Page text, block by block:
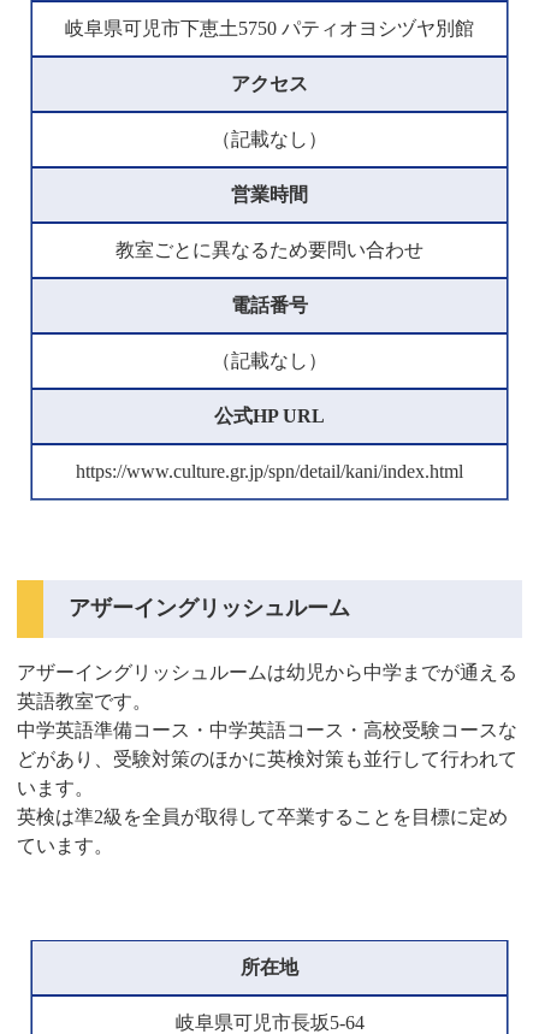
岐阜県可児市下恵土5750 パティオヨシヅヤ別館
アクセス
（記載なし）
営業時間
教室ごとに異なるため要問い合わせ
電話番号
（記載なし）
公式HP URL
https://www.culture.gr.jp/spn/detail/kani/index.html
アザーイングリッシュルーム
アザーイングリッシュルームは幼児から中学までが通える
英語教室です。
中学英語準備コース・中学英語コース・高校受験コースな
どがあり、受験対策のほかに英検対策も並行して行われて
います。
英検は準2級を全員が取得して卒業することを目標に定め
ています。
所在地
岐阜県可児市長坂5-64